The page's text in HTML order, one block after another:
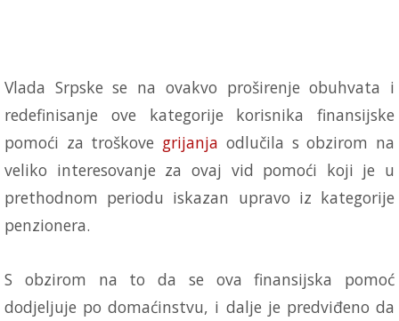
Vlada Srpske se na ovakvo proširenje obuhvata i
redefinisanje ove kategorije korisnika finansijske
pomoći za troškove grijanja odlučila s obzirom na
veliko interesovanje za ovaj vid pomoći koji je u
prethodnom periodu iskazan upravo iz kategorije
penzionera.
S obzirom na to da se ova finansijska pomoć
dodjeljuje po domaćinstvu, i dalje je predviđeno da